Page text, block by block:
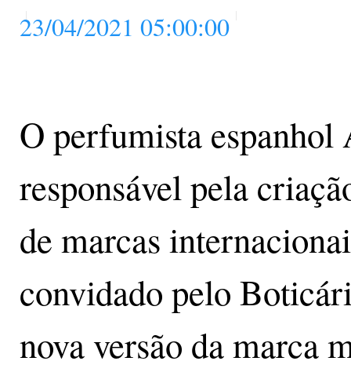
23/04/2021 05:00:00
O perfumista
responsável pela
de marcas
convidado pelo
nova versão da marca